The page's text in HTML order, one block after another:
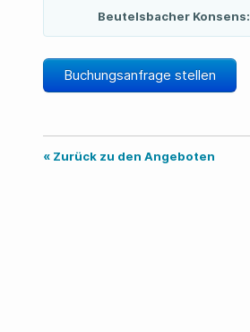
Beutelsbacher Konsens:
Buchungsanfrage stellen
« Zurück zu den Angeboten